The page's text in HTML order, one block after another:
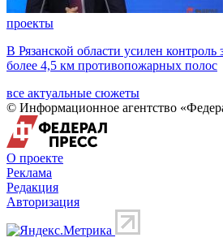
проекты
В Рязанской области усилен контроль
более 4,5 км противопожарных полос
все актуальные сюжеты
© Информационное агентство
О проекте
Реклама
Редакция
Авторизация